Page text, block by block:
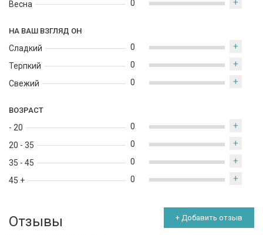
Весна 0 +
НА ВАШ ВЗГЛЯД ОН
Сладкий
Терпкий
Свежий
0 +
0 +
0 +
ВОЗРАСТ
- 20
20 - 35
35 - 45
45 +
0 +
0 +
0 +
0 +
Отзывы + Добавить отзыв